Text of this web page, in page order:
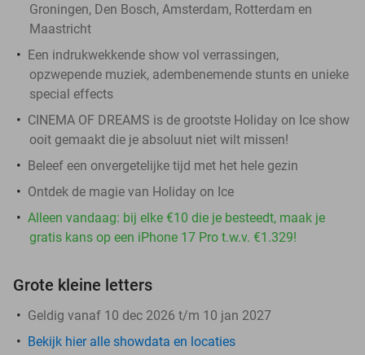
Groningen, Den Bosch, Amsterdam, Rotterdam en
Maastricht
Een indrukwekkende show vol verrassingen,
opzwepende muziek, adembenemende stunts en unieke
special effects
CINEMA OF DREAMS is de grootste Holiday on Ice show
ooit gemaakt die je absoluut niet wilt missen!
Beleef een onvergetelijke tijd met het hele gezin
Ontdek de magie van Holiday on Ice
Alleen vandaag: bij elke €10 die je besteedt, maak je
gratis kans op een iPhone 17 Pro t.w.v. €1.329!
Grote kleine letters
Geldig vanaf 10 dec 2026 t/m 10 jan 2027
Bekijk hier alle showdata en locaties